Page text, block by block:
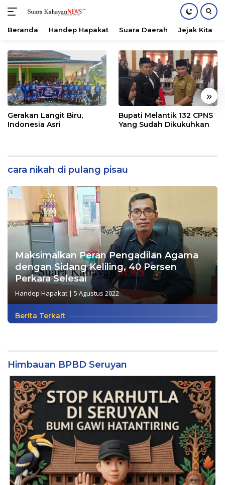
konten
Beranda Handep Hapakat Suara Daerah Jejak Kita
« »
Gerakan Langit Biru,
Indonesia Asri
Bupati Melantik 132 CPNS
Yang Sudah Dikukuhkan
cara nikah di pulang pisau
Maksimalkan Peran Pengadilan Agama
dengan Sidang Keliling, 40 Persen
Perkara Selesai
Handep Hapakat | 5 Agustus 2022
Berita Terkait
Himbauan BPBD Seruyan